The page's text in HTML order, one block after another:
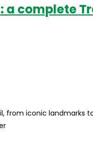
a complete
from iconic landmarks